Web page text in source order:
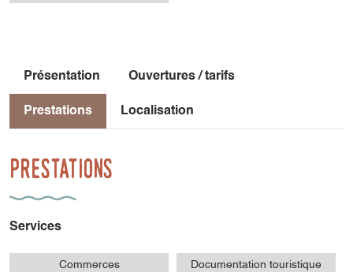
Présentation Ouvertures / tarifs
Prestations Localisation
Prestations
Services
Commerces Documentation touristique